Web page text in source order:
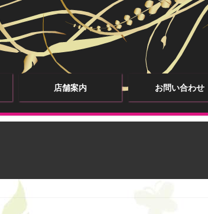
店舗案内 お問い合わせ